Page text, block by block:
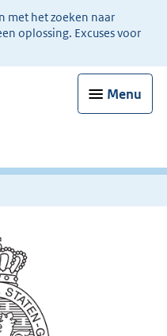
met het zoeken naar
oplossing. Excuses voor
Menu